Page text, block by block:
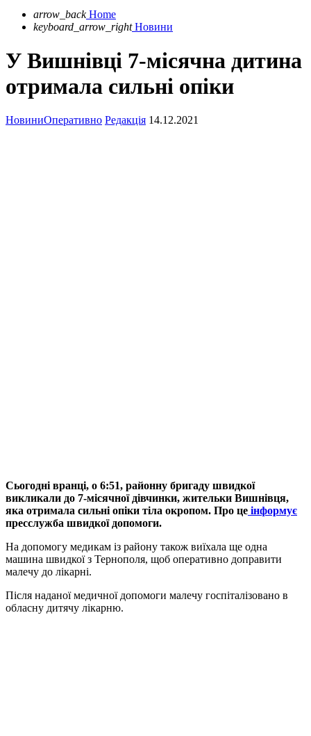
arrow_back Home
keyboard_arrow_right Новини
У Вишнівці 7-місячна дитина
отримала сильні опіки
НовиниОперативно Редакція 14.12.2021
Сьогодні вранці, о 6:51, районну бригаду швидкої
викликали до 7-місячної дівчинки, жительки Вишнівця,
яка отримала сильні опіки тіла окропом. Про це інформує
пресслужба швидкої допомоги.
На допомогу медикам із району також виїхала ще одна
машина швидкої з Тернополя, щоб оперативно доправити
малечу до лікарні.
Після наданої медичної допомоги малечу госпіталізовано в
обласну дитячу лікарню.